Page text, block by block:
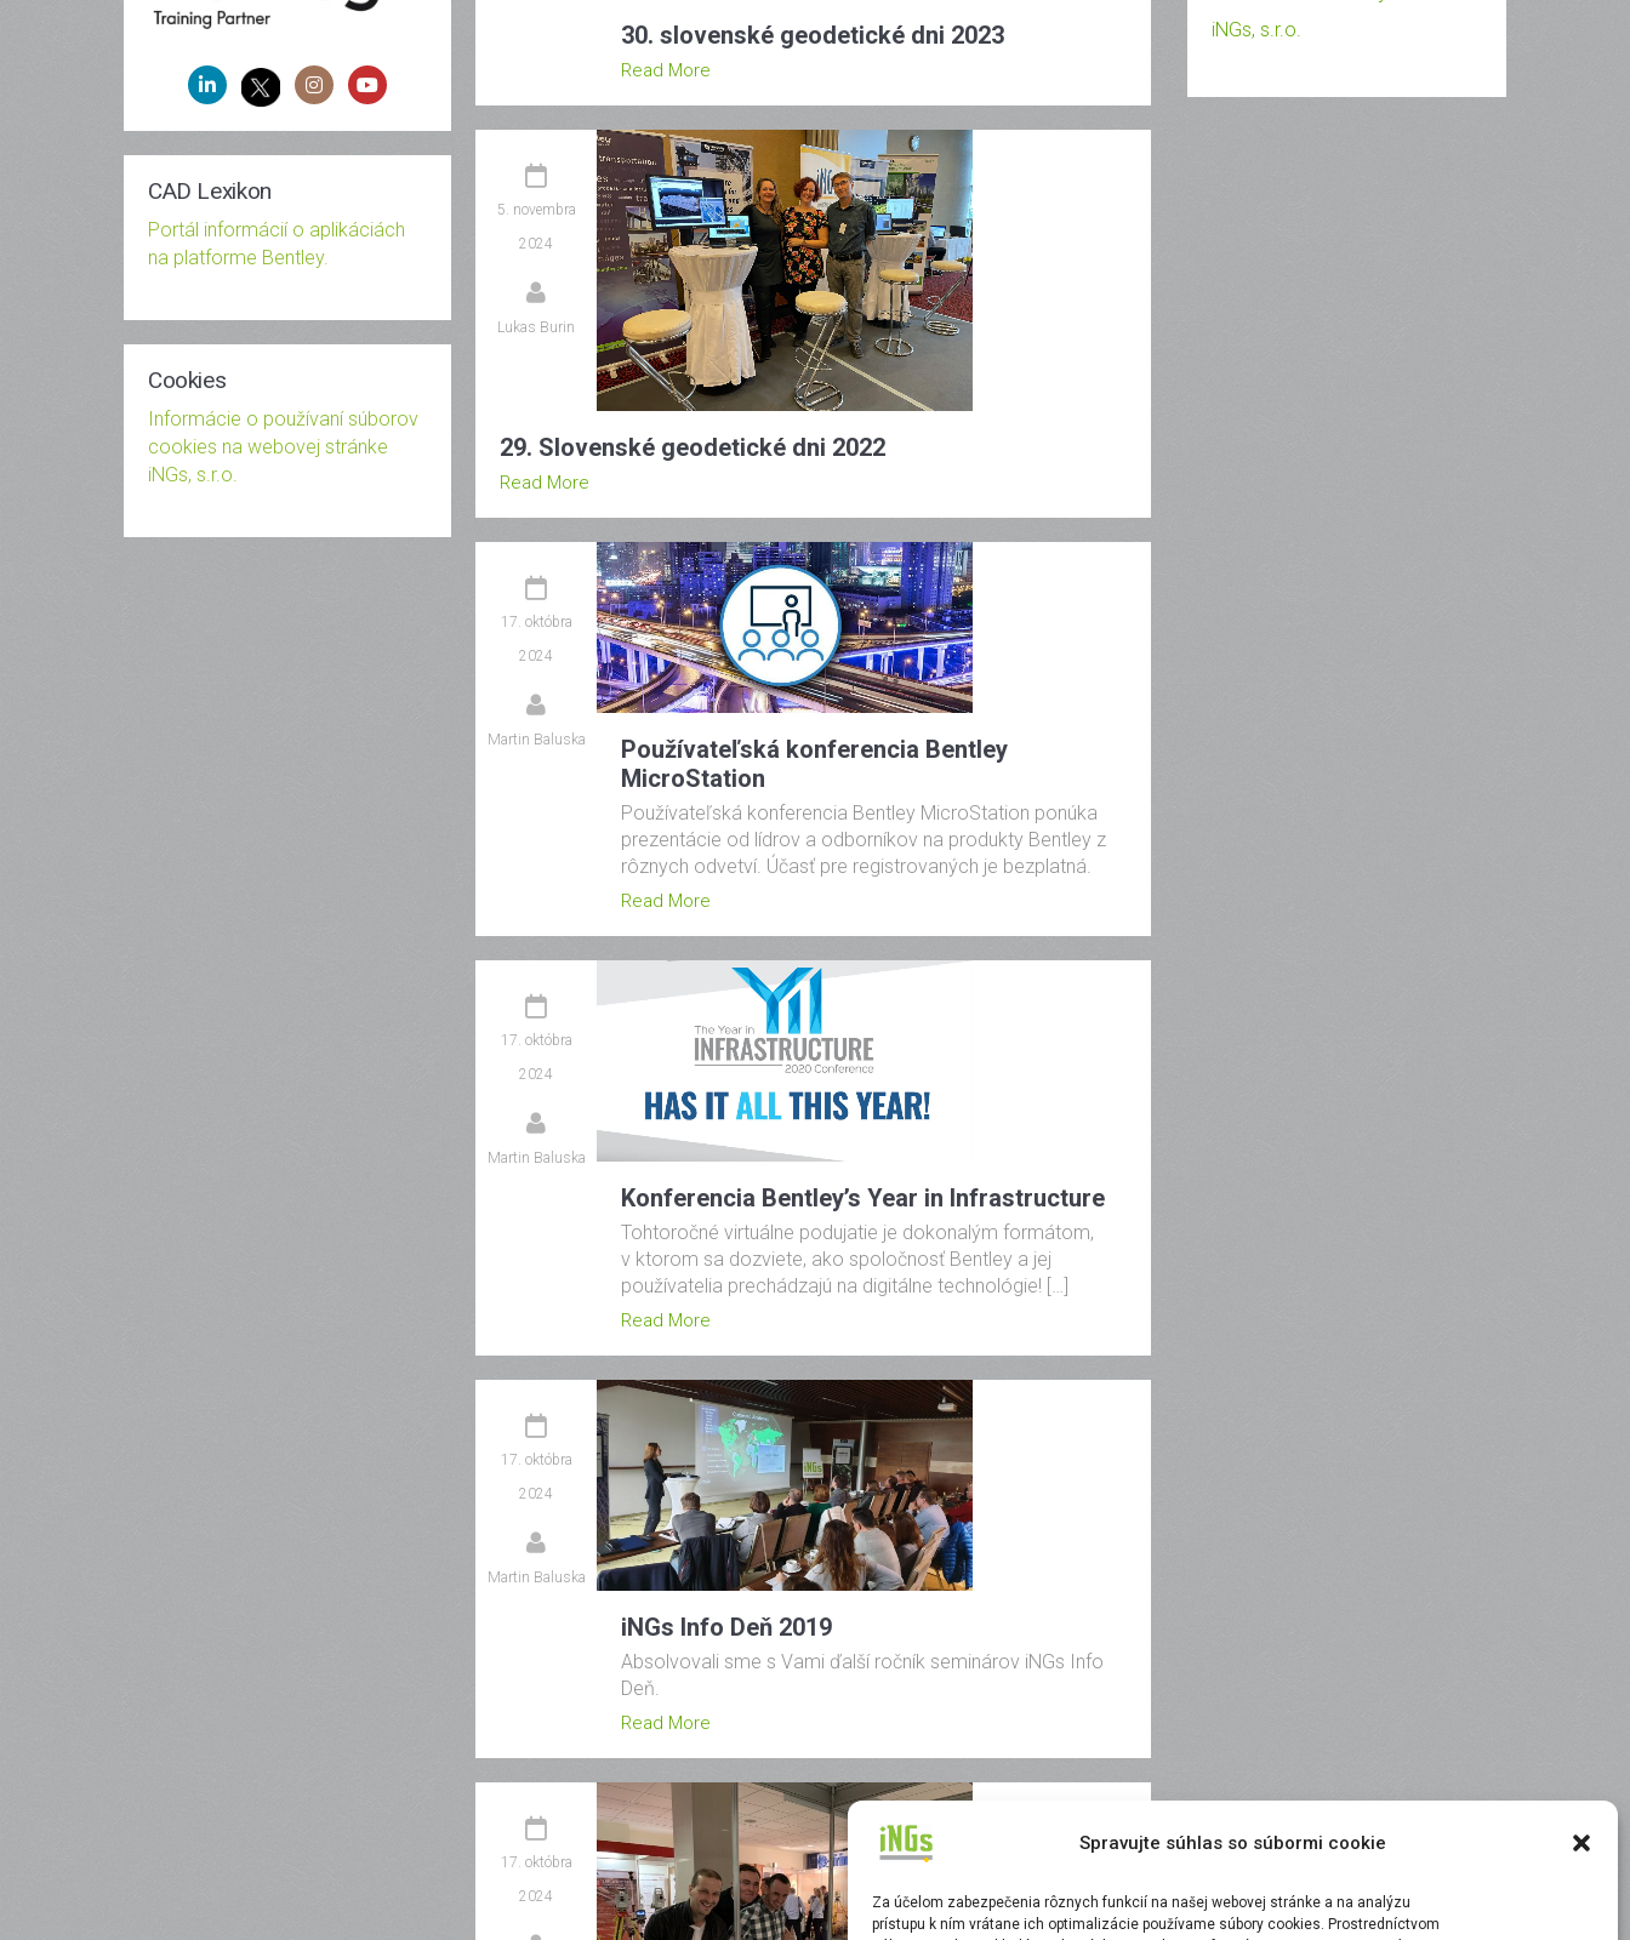
Spravujte súhlas so súbormi cookie
Za účelom zabezpečenia rôznych funkcií na našej webovej stránke a na analýzu
prístupu k ním vrátane ich optimalizácie používame súbory cookies. Prostredníctvom
CAD Lexikon
Portál informácií o aplikáciách
na platforme Bentley.
Cookies
Informácie o používaní súborov
cookies na webovej stránke
iNGs, s.r.o.
30. slovenské geodetické dni 2023
Read More
5. novembra
2024
Lukas Burin
29. Slovenské geodetické dni 2022
Read More
17. októbra
2024
Martin Baluska
Používateľská konferencia Bentley
MicroStation
Používateľská konferencia Bentley MicroStation ponúka
prezentácie od lídrov a odborníkov na produkty Bentley z
rôznych odvetví. Účasť pre registrovaných je bezplatná.
Read More
17. októbra
2024
Martin Baluska
Konferencia Bentley’s Year in Infrastructure
Tohtoročné virtuálne podujatie je dokonalým formátom,
v ktorom sa dozviete, ako spoločnosť Bentley a jej
používatelia prechádzajú na digitálne technológie! […]
Read More
17. októbra
2024
Martin Baluska
iNGs Info Deň 2019
Absolvovali sme s Vami ďalší ročník seminárov iNGs Info
Deň.
Read More
17. októbra
2024
iNGs, s.r.o.